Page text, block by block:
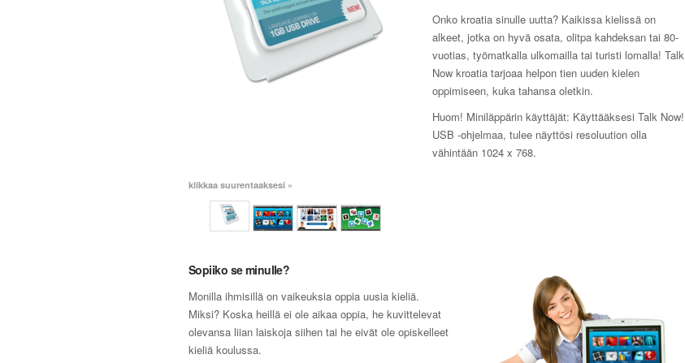
Onko kroatia sinulle uutta? Kaikissa kielissä on
alkeet, jotka on hyvä osata, olitpa kahdeksan tai 80-
vuotias, työmatkalla ulkomailla tai turisti lomalla! Talk
Now kroatia tarjoaa helpon tien uuden kielen
oppimiseen, kuka tahansa oletkin.
Huom! Miniläppärin käyttäjät: Käyttääksesi Talk Now!
USB -ohjelmaa, tulee näyttösi resoluution olla
vähintään 1024 x 768.
klikkaa suurentaaksesi »
Sopiiko se minulle?
Monilla ihmisillä on vaikeuksia oppia uusia kieliä.
Miksi? Koska heillä ei ole aikaa oppia, he kuvittelevat
olevansa liian laiskoja siihen tai he eivät ole opiskelleet
kieliä koulussa.